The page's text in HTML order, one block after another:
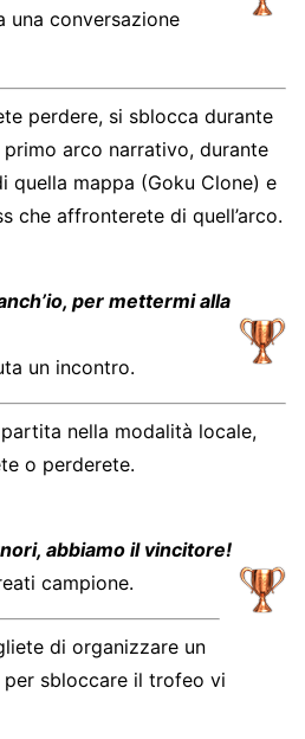
una conversazione
perdere, si sblocca durante
arco narrativo, durante
quella mappa (Goku Clone) e
che affronterete di quell’arco.
per mettermi alla
un incontro.
nella modalità locale,
o perderete.
abbiamo il vincitore!
campione.
di organizzare un
sbloccare il trofeo vi